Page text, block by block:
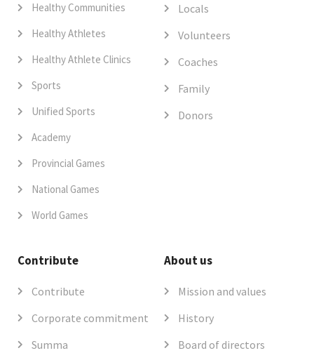
Healthy Communities
Healthy Athletes
Healthy Athlete Clinics
Sports
Unified Sports
Academy
Provincial Games
National Games
World Games
Locals
Volunteers
Coaches
Family
Donors
Contribute
Contribute
Corporate commitment
Summa
About us
Mission and values
History
Board of directors